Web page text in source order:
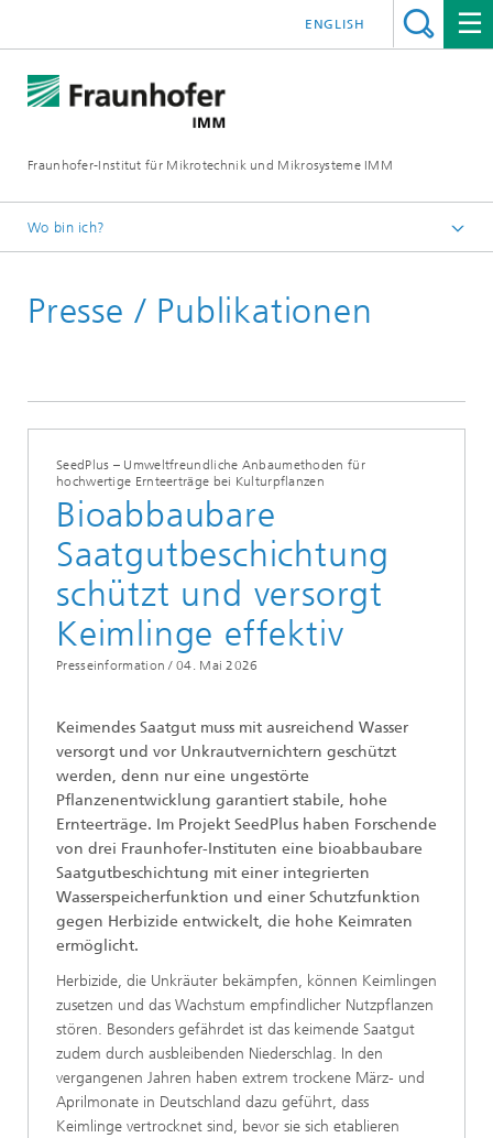
Fraunhofer-Institut für Mikrotechnik und Mikrosysteme IMM
ENGLISH
Wo bin ich?
Presse / Publikationen
Presse / Publikationen
SeedPlus – Umweltfreundliche Anbaumethoden für
hochwertige Ernteerträge bei Kulturpflanzen
Bioabbaubare
Saatgutbeschichtung
schützt und versorgt
Keimlinge effektiv
Presseinformation / 04. Mai 2026
Keimendes Saatgut muss mit ausreichend Wasser
versorgt und vor Unkrautvernichtern geschützt
werden, denn nur eine ungestörte
Pflanzenentwicklung garantiert stabile, hohe
Ernteerträge. Im Projekt SeedPlus haben Forschende
von drei Fraunhofer-Instituten eine bioabbaubare
Saatgutbeschichtung mit einer integrierten
Wasserspeicherfunktion und einer Schutzfunktion
gegen Herbizide entwickelt, die hohe Keimraten
ermöglicht.
Herbizide, die Unkräuter bekämpfen, können Keimlingen
zusetzen und das Wachstum empfindlicher Nutzpflanzen
stören. Besonders gefährdet ist das keimende Saatgut
zudem durch ausbleibenden Niederschlag. In den
vergangenen Jahren haben extrem trockene März- und
Aprilmonate in Deutschland dazu geführt, dass
Keimlinge vertrocknet sind, bevor sie sich etablieren